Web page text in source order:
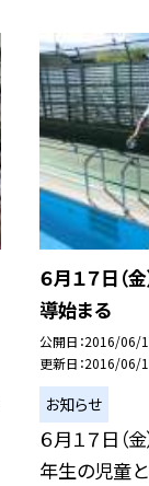
６月１７日
導始まる
公開日 2016/06/
更新日 2016/06/
お知らせ
６月１７日（
年生の児童